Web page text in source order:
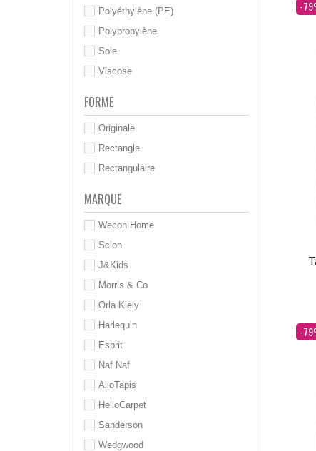
Polyéthylène (PE)
Polypropylène
Soie
Viscose
FORME
Originale
Rectangle
Rectangulaire
MARQUE
Wecon Home
Scion
J&Kids
Morris & Co
Orla Kiely
Harlequin
Esprit
Naf Naf
AlloTapis
HelloCarpet
Sanderson
Wedgwood
-
Dès
-
Dès